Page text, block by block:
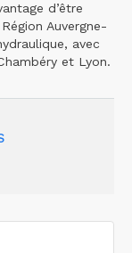
d’être
Auvergne-
avec
et Lyon.